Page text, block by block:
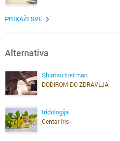
PRIKAŽI SVE
Alternativa
Shiatsu tretman
DODIROM DO ZDRAVLJA
Iridologija
Centar Iris